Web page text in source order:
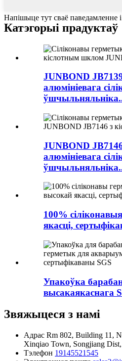
Напішыце тут сваё паведамленне
Катэгорыі прадуктаў
JUNBOND
алюмініевага
JUNBOND
алюмініевага
100%
якасці,
Упакоўка
высакаякаснага
Звяжыцеся з намі
Адрас Rm 802, Building 11,
Xinqiao Town, Songjiang
Тэлефон 19145521545